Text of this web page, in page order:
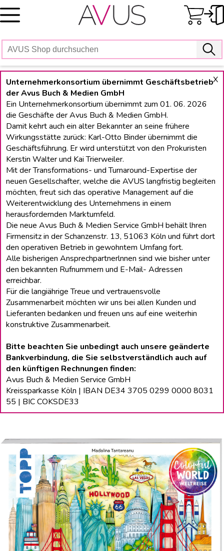
Skip
to
X
Unternehmerkonsortium übernimmt Geschäftsbetrieb
der Avus Buch & Medien GmbH
Ein Unternehmerkonsortium übernimmt zum 01. 06. 2026
die Geschäfte der Avus Buch & Medien GmbH.
Damit kehrt auch ein alter Bekannter an seine frühere
Wirkungsstätte zurück: Karl-Otto Binder übernimmt die
Geschäftsführung. Er wird unterstützt von den Prokuristen
Kerstin Walter und Kai Trierweiler.
Mit der Transformations- und Turnaround-Expertise der
neuen Gesellschafter, welche die AVUS langfristig begleiten
möchten, freut sich das operative Management auf die
Weiterentwicklung des Unternehmens in einem
herausfordernden Marktumfeld.
Die neue Avus Buch & Medien Service GmbH behält lhren
Firmensitz in der Schanzenstr. 13, 51063 Köln und führt dort
den operativen Betrieb in gewohntem Umfang fort.
Alle bisherigen Ansprechpartnerlnnen sind wie bisher unter
den bekannten Rufnummern und E-Mail- Adressen
erreichbar.
Für die langiährige Treue und vertrauensvolle
Zusammenarbeit möchten wir uns bei allen Kunden und
Lieferanten bedanken und freuen uns auf eine weiterhin
konstruktive Zusammenarbeit.
Bitte beachten Sie unbedingt auch unsere geänderte
Bankverbindung, die Sie selbstverständlich auch auf
den künftigen Rechnungen finden:
Avus Buch & Medien Service GmbH
Kreissparkasse Köln | IBAN DE34 3705 0299 0000 8031
55 | BIC COKSDE33